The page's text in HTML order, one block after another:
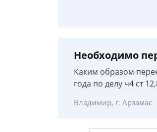
Необходимо
Каким образом
года по делу ч4 ст
Владимир, г. Арзамас